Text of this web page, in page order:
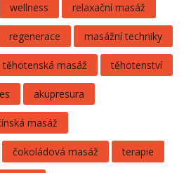
wellness relaxační masáž
regenerace masážní techniky
těhotenská masáž těhotenství
akupresura
masáž
čokoládová masáž terapie